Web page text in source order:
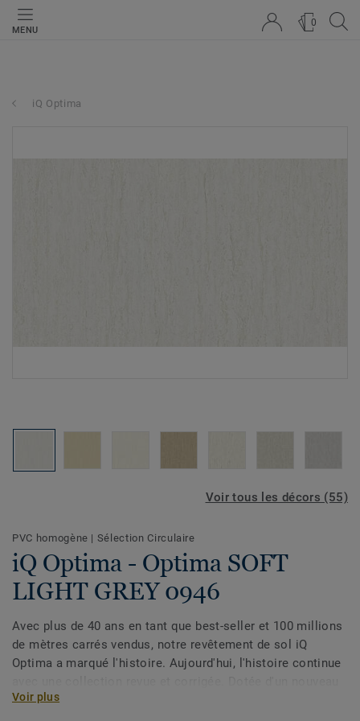
MENU
0
iQ Optima
Voir tous les décors (55)
PVC homogène | Sélection Circulaire
iQ Optima - Optima SOFT
LIGHT GREY 0946
Avec plus de 40 ans en tant que best-seller et 100 millions
de mètres carrés vendus, notre revêtement de sol iQ
Optima a marqué l'histoire. Aujourd'hui, l'histoire continue
design et d'une palette élargie de couleurs, la collection
Voir plus